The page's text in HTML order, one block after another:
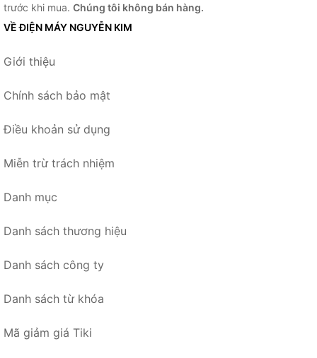
trước khi mua. Chúng tôi không bán hàng.
VỀ ĐIỆN MÁY NGUYỄN KIM
Giới thiệu
Chính sách bảo mật
Điều khoản sử dụng
Miễn trừ trách nhiệm
Danh mục
Danh sách thương hiệu
Danh sách công ty
Danh sách từ khóa
Mã giảm giá Tiki